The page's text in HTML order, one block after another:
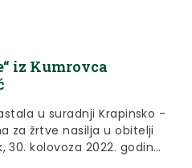
iz Kumrovca
u suradnji Krapinsko -
za žrtve nasilja u obitelji
kolovoza 2022. godine,